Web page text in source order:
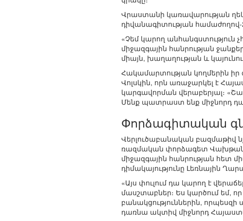
Վրաստանի կառավարության
դիվանագիտության
«Չեմ կարող անհանգստություն
միջազգային հանրության
միայն, խաղաղության և
Հակամարտության կողմերին
Վոլսկին, որն առաջարկել է
կարգավորման վերաբերյալ։
Մենք պատրաստ ենք միջնորդ
Փորձագիտական
Վերլուծաբանական բազմաթիվ
ռազմական փորձագետ
միջազգային հանրության հետ
դիմակայությունը Լեռնային
«Այս փուլում դա կարող է
մասշտաբներ։ Ես կարծում եմ,
բանակցություններին,
դառնա ակտիվ միջնորդ